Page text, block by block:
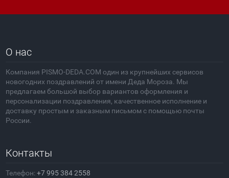
О нас
Компания PISMO-DEDA.COM один из крупнейших сервисов
новогодних поздравлений от имени Деда Мороза. Мы
предлагаем большой выбор вариантов оформления и
персонализации поздравления, качественное исполнение и
доставку простым и заказным письмом с помощью почты
России.
Контакты
Телефон:+7 995 384 2558